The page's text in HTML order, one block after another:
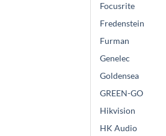
Focusrite
Fredenstein
Furman
Genelec
Goldensea
GREEN-GO
Hikvision
HK Audio